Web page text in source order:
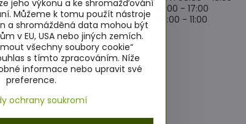
11:00 13:00 - 17:00
13:00 - 16:30
14:00 - 16:00
aby za všech
dopravní
PÁ: 08:00 - 17:00
SO: 08:00 - 11:00
jeho výkonu a ke shromažďování
Můžeme k tomu použít nástroje
a shromážděná data mohou být
v EU, USA nebo jiných zemích.
všechny soubory cookie“
s tímto zpracováním. Níže
informace nebo upravit své
preference.
ochrany soukromí